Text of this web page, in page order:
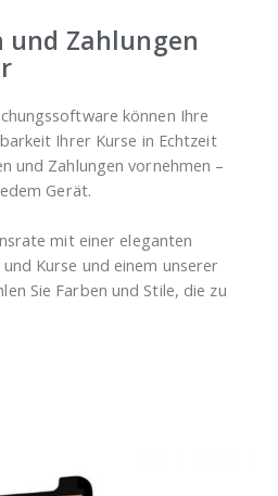
und Zahlungen
können Ihre
Ihrer Kurse in Echtzeit
und Zahlungen vornehmen –
Gerät.
mit einer eleganten
Kurse und einem unserer
Sie Farben und Stile, die zu